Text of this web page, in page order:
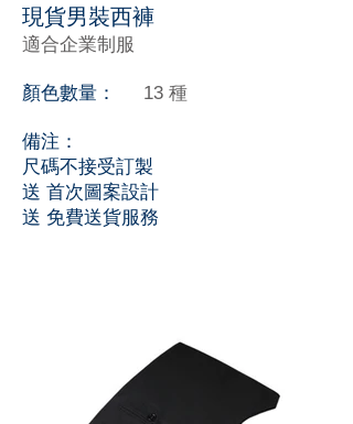
現貨男裝西褲
適合企業制服
顏色數量： 13 種
備注：
尺碼不接受訂製
送 首次圖案設計
送 免費送貨服務